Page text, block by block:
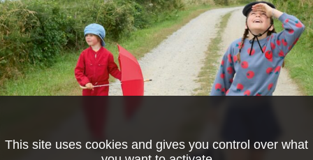
This site uses cookies and gives you control over what